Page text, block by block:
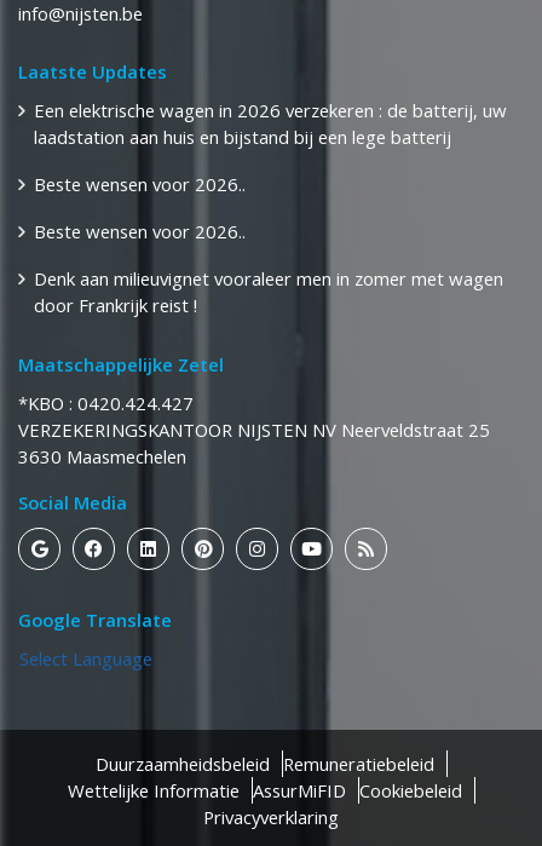
info@nijsten.be
Laatste Updates
Een elektrische wagen in 2026 verzekeren : de batterij, uw
laadstation aan huis en bijstand bij een lege batterij
Beste wensen voor 2026..
Beste wensen voor 2026..
Denk aan milieuvignet vooraleer men in zomer met wagen
door Frankrijk reist !
Maatschappelijke Zetel
*KBO : 0420.424.427
​​​​​​​VERZEKERINGSKANTOOR NIJSTEN NV Neerveldstraat 25
​​​​​​​3630 Maasmechelen
Social Media
Google Translate
Select Language
Duurzaamheidsbeleid
Remuneratiebeleid
Wettelijke Informatie AssurMiFID Cookiebeleid
Privacyverklaring